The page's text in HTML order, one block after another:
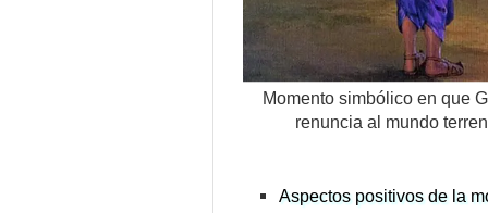
Momento simbólico en que
renuncia al mundo
Aspectos positivos de la